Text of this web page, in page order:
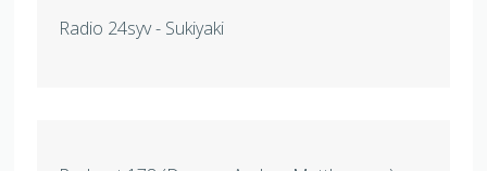
Radio 24syv - Sukiyaki